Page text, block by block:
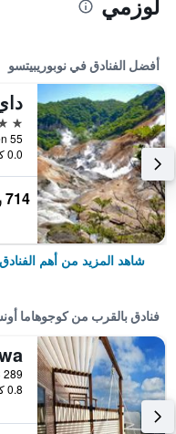
أفضل الفنادق في نوبوريبيتسو
4 نجوم
0.0 كيلومتر عن وسط المدينة
714 ﷼
شاهد المزيد من أهم
فنادق بالقرب من كوجوهاما
0.8 كيلومتر عن وسط المدينة